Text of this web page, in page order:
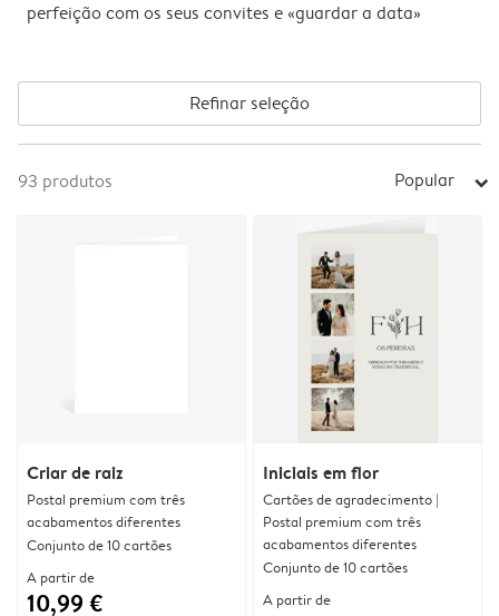
perfeição com os seus convites e «guardar a data»
Refinar seleção
93 produtos Popular arrow_right
Criar de raiz
Postal premium com três
acabamentos diferentes
Conjunto de 10 cartões
A partir de
10,99 €
Iniciais em flor
Cartões de agradecimento |
Postal premium com três
acabamentos diferentes
Conjunto de 10 cartões
A partir de